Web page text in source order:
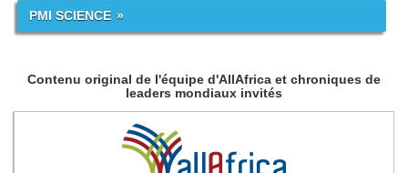
PMI SCIENCE
Contenu original de l'équipe d'AllAfrica et chroniques de
leaders mondiaux invités